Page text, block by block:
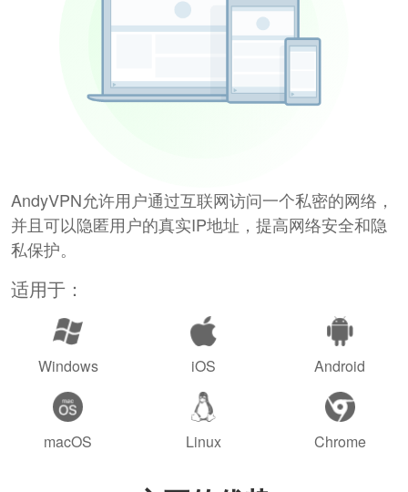
AndyVPN允许用户通过互联网访问一个私密的网络，
并且可以隐匿用户的真实IP地址，提高网络安全和隐
私保护。
适用于：
Windows iOS Android
macOS Linux Chrome